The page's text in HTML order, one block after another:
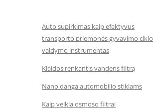
Auto supirkimas kaip efektyvus
transporto priemonės gyvavimo ciklo
valdymo instrumentas
Klaidos renkantis vandens filtrą
Nano danga automobilio stiklams
Kaip veikia osmoso filtrai